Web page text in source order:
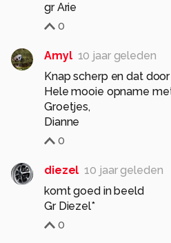
gr Arie
0
Amyl 10 jaar geleden
Knap scherp en dat
Hele mooie opname
Groetjes,
Dianne
0
diezel 10 jaar geleden
komt goed in beeld
Gr Diezel*
0